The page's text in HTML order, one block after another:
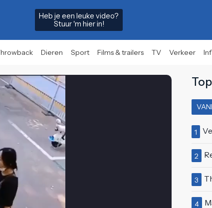
Heb je een leuke video?
Stuur 'm hier in!
Dieren Sport Films & trailers TV Verkeer
1
2
3
4